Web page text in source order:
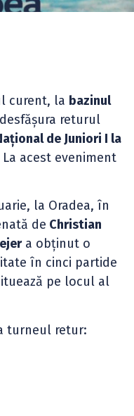
curent, la bazinul
returul
de Juniori I la
La acest eveniment
la Oradea, în
de Christian
a obținut o
în cinci partide
pe locul al
turneul retur: